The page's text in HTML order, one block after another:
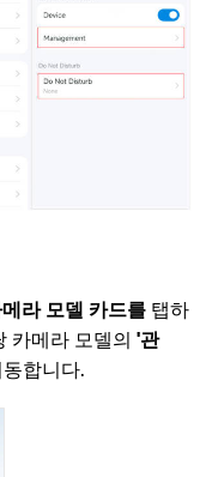
라 모델 카드를 탭하
카메라 모델의'관
합니다.